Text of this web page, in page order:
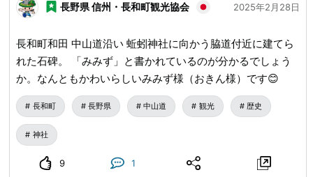
長野県 信州・長和町観光協会 2025年2月28日
長和町和田 中山道沿い 蚯蚓神社に向かう脇道付近に建てら
れた石碑。 「みみず」と書かれているのが分かるでしょう
か。なんともかわいらしいみみず様（おきん様）です😊
長和町 長野県 中山道 観光 歴史
神社
9 1